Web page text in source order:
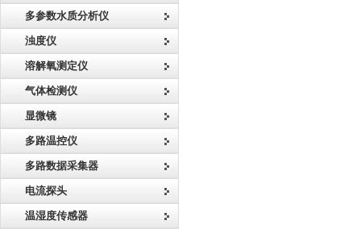
多参数水质分析仪
浊度仪
溶解氧测定仪
气体检测仪
显微镜
多路温控仪
多路数据采集器
电流探头
温湿度传感器